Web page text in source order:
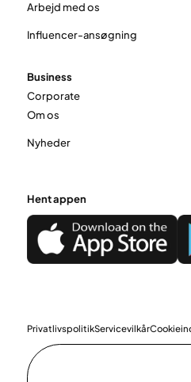
Arbejd med os
Influencer-ansøgning
Business
Corporate
Om os
Nyheder
Hent appen
PrivatlivspolitikServicevilkår